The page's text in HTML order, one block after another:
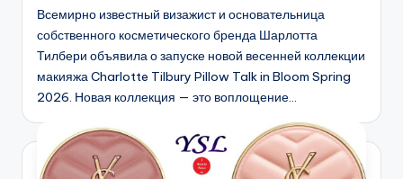
Всемирно известный визажист и основательница
собственного косметического бренда Шарлотта
Тилбери объявила о запуске новой весенней коллекции
макияжа Charlotte Tilbury Pillow Talk in Bloom Spring
2026. Новая коллекция — это воплощение…